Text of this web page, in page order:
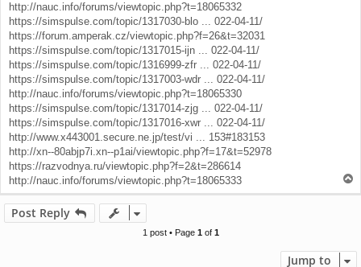
http://nauc.info/forums/viewtopic.php?t=18065332
https://simspulse.com/topic/1317030-blo ... 022-04-11/
https://forum.amperak.cz/viewtopic.php?f=26&t=32031
https://simspulse.com/topic/1317015-ijn ... 022-04-11/
https://simspulse.com/topic/1316999-zfr ... 022-04-11/
https://simspulse.com/topic/1317003-wdr ... 022-04-11/
http://nauc.info/forums/viewtopic.php?t=18065330
https://simspulse.com/topic/1317014-zjg ... 022-04-11/
https://simspulse.com/topic/1317016-xwr ... 022-04-11/
http://www.x443001.secure.ne.jp/test/vi ... 153#183153
http://xn--80abjp7i.xn--p1ai/viewtopic.php?f=17&t=52978
https://razvodnya.ru/viewtopic.php?f=2&t=286614
http://nauc.info/forums/viewtopic.php?t=18065333
o
Post Reply
1 post • Page 1of 1
Jump to